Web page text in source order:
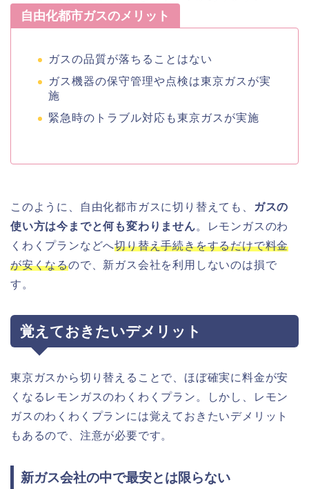
自由化都市ガスのメリット
ガスの品質が落ちることはない
ガス機器の保守管理や点検は東京ガスが実
施
緊急時のトラブル対応も東京ガスが実施
このように、自由化都市ガスに切り替えても、
ガスの
使い方は今までと何も変わりません。レモンガスのわ
くわくプランなどへ切り替え手続きをするだけで料金
が安くなるので、新ガス会社を利用しないのは損で
す。
覚えておきたいデメリット
東京ガスから切り替えることで、ほぼ確実に料金が安
くなるレモンガスのわくわくプラン。しかし、レモン
ガスのわくわくプランには覚えておきたいデメリット
もあるので、注意が必要です。
新ガス会社の中で最安とは限らない